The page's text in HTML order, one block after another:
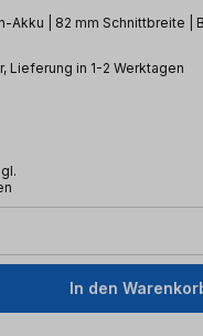
Akku | 82 mm Schnittbreite |
Lieferung in 1-2 Werktagen
In den